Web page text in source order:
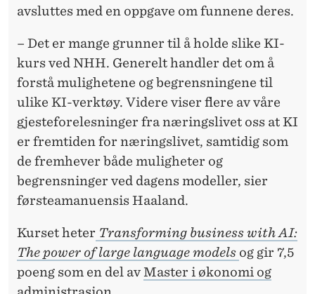
avsluttes med en oppgave om funnene deres.
– Det er mange grunner til å holde slike KI-
kurs ved NHH. Generelt handler det om å
forstå mulighetene og begrensningene til
ulike KI-verktøy. Videre viser flere av våre
gjesteforelesninger fra næringslivet oss at KI
er fremtiden for næringslivet, samtidig som
de fremhever både muligheter og
begrensninger ved dagens modeller, sier
førsteamanuensis Haaland.
Kurset heter Transforming business with AI:
The power of large language models og gir 7,5
poeng som en del avMaster i økonomi og